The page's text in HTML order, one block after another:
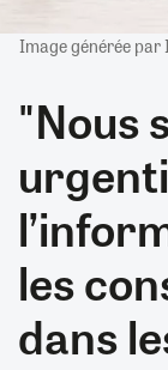
Image générée par
"Nous
les
dans